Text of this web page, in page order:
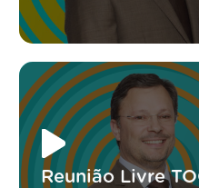
Reunião Livre